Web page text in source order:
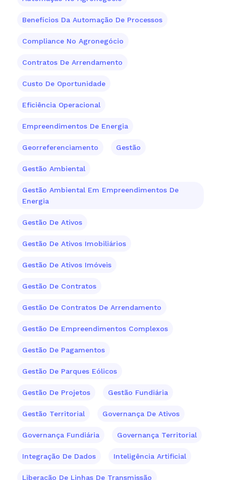
Benefícios Da Automação De Processos
Compliance No Agronegócio
Contratos De Arrendamento
Custo De Oportunidade
Eficiência Operacional
Empreendimentos De Energia
Georreferenciamento Gestão
Gestão Ambiental
Gestão Ambiental Em Empreendimentos De
Energia
Gestão De Ativos
Gestão De Ativos Imobiliários
Gestão De Ativos Imóveis
Gestão De Contratos
Gestão De Contratos De Arrendamento
Gestão De Empreendimentos Complexos
Gestão De Pagamentos
Gestão De Parques Eólicos
Gestão De Projetos Gestão Fundiária
Gestão Territorial Governança De Ativos
Governança Fundiária Governança Territorial
Integração De Dados Inteligência Artificial
Liberação De Linhas De Transmissão